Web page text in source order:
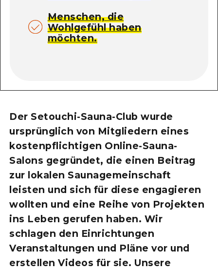
Menschen, die
Wohlgefühl haben
möchten.
Der Setouchi-Sauna-Club wurde
ursprünglich von Mitgliedern eines
kostenpflichtigen Online-Sauna-
Salons gegründet, die einen Beitrag
zur lokalen Saunagemeinschaft
leisten und sich für diese engagieren
wollten und eine Reihe von Projekten
ins Leben gerufen haben. Wir
schlagen den Einrichtungen
Veranstaltungen und Pläne vor und
erstellen Videos für sie. Unsere